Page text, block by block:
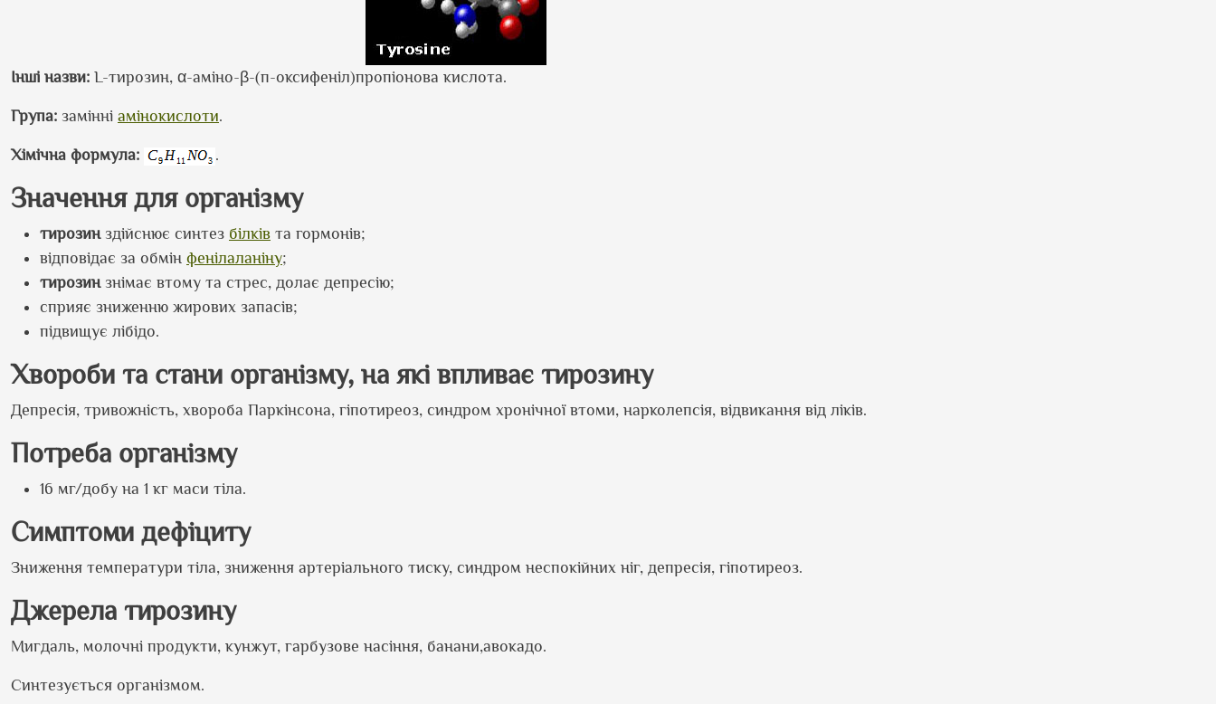
Інші назви: L-тирозин, α-аміно-β-(п-оксифеніл)пропіонова кислота.
Група: замінні амінокислоти.
Хімічна формула: .
Значення для організму
тирозин здійснює синтез білків та гормонів;
відповідає за обмін фенілаланіну;
тирозин знімає втому та стрес, долає депресію;
сприяє зниженню жирових запасів;
підвищує лібідо.
Хвороби та стани організму, на які впливає тирозину
Депресія, тривожність, хвороба Паркінсона, гіпотиреоз, синдром хронічної втоми, нарколепсія, відвикання від ліків.
Потреба організму
16 мг/добу на 1 кг маси тіла.
Симптоми дефіциту
Зниження температури тіла, зниження артеріального тиску, синдром неспокійних ніг, депресія, гіпотиреоз.
Джерела тирозину
Мигдаль, молочні продукти, кунжут, гарбузове насіння, банани,авокадо.
Синтезується організмом.